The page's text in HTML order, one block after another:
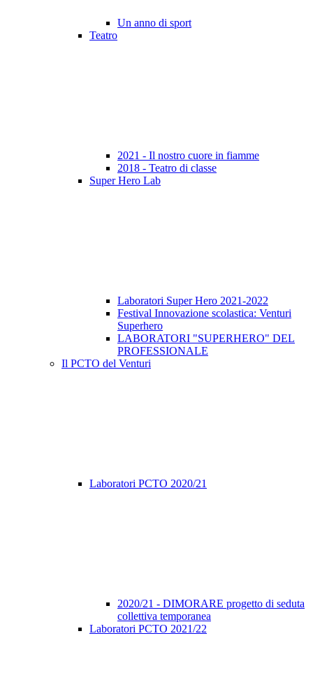
Un anno di sport
Teatro
2021 - Il nostro cuore in fiamme
2018 - Teatro di classe
Super Hero Lab
Laboratori Super Hero 2021-2022
Festival Innovazione scolastica: Venturi
Superhero
LABORATORI "SUPERHERO" DEL
PROFESSIONALE
Il PCTO del Venturi
Laboratori PCTO 2020/21
2020/21 - DIMORARE progetto di seduta
collettiva temporanea
Laboratori PCTO 2021/22